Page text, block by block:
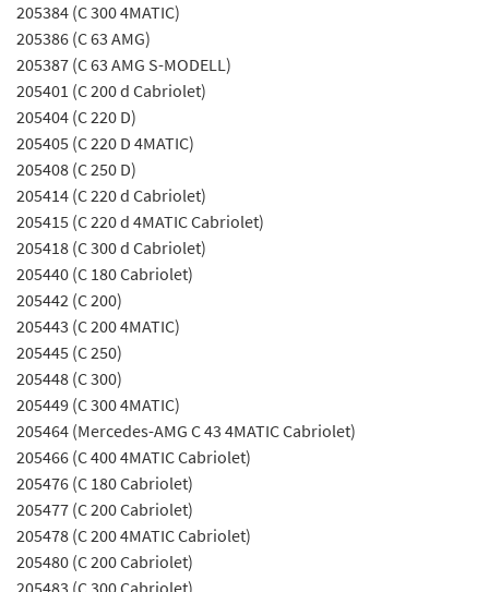
205384 (C 300 4MATIC)
205386 (C 63 AMG)
205387 (C 63 AMG S-MODELL)
205401 (C 200 d Cabriolet)
205404 (C 220 D)
205405 (C 220 D 4MATIC)
205408 (C 250 D)
205414 (C 220 d Cabriolet)
205415 (C 220 d 4MATIC Cabriolet)
205418 (C 300 d Cabriolet)
205440 (C 180 Cabriolet)
205442 (C 200)
205443 (C 200 4MATIC)
205445 (C 250)
205448 (C 300)
205449 (C 300 4MATIC)
205464 (Mercedes-AMG C 43 4MATIC Cabriolet)
205466 (C 400 4MATIC Cabriolet)
205476 (C 180 Cabriolet)
205477 (C 200 Cabriolet)
205478 (C 200 4MATIC Cabriolet)
205480 (C 200 Cabriolet)
205483 (C 300 Cabriolet)